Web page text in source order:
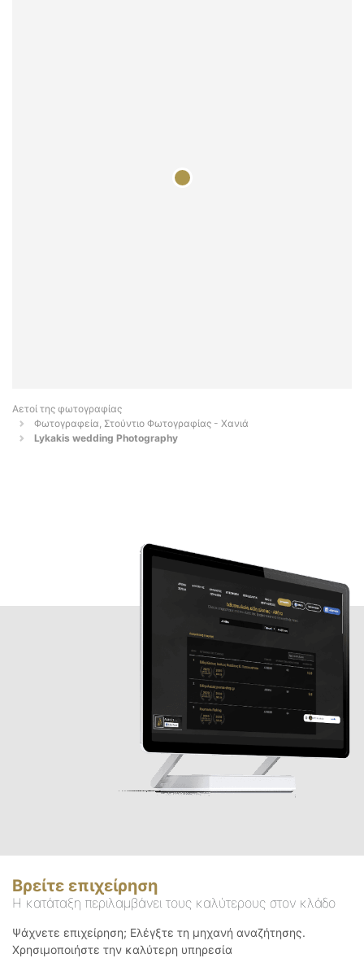
Αετοί της φωτογραφίας
Φωτογραφεία, Στούντιο Φωτογραφίας - Χανιά
Lykakis wedding Photography
Βρείτε επιχείρηση
Η κατάταξη περιλαμβάνει τους καλύτερους στον κλάδο
Ψάχνετε επιχείρηση; Ελέγξτε τη μηχανή αναζήτησης.
Χρησιμοποιήστε την καλύτερη υπηρεσία